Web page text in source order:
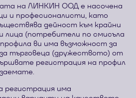
на ЛИНКИН ООД е насочена
и професионалисти, като
дейност към крайни
лица (потребители по смисъла
ви има възможност за
търговеца (дружеството) от
регистрация на профил
регистрация има